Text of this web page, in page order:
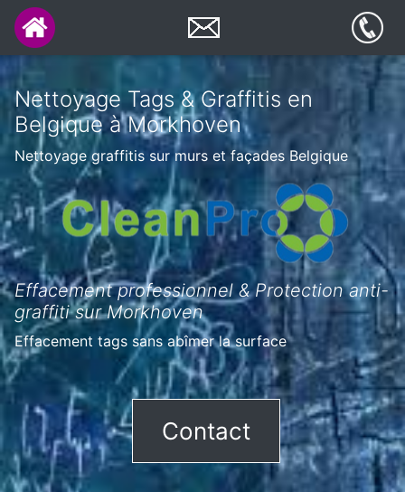
Nettoyage Tags & Graffitis en
Belgique à Morkhoven
Nettoyage graffitis sur murs et façades Belgique
Effacement professionnel & Protection anti-
graffiti sur Morkhoven
Effacement tags sans abîmer la surface
Contact